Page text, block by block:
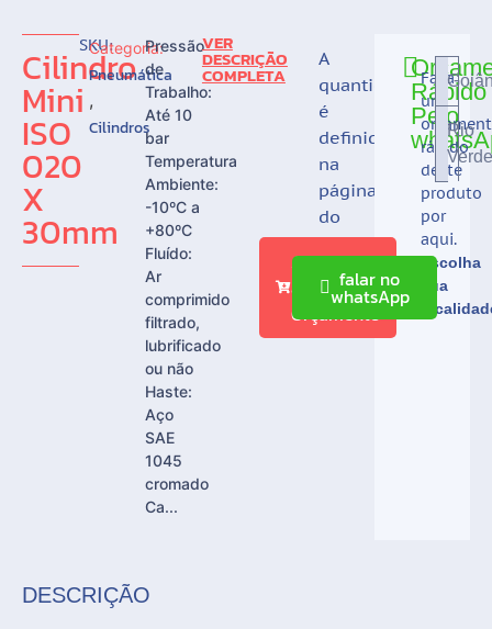
Cilindro
Mini
ISO
020
X
30mm
SKU:
Categoria:
Pneumática
,
Cilindros
Pressão
de
Trabalho:
Até 10
bar
Temperatura
Ambiente:
-10ºC a
+80ºC
Fluído:
Ar
comprimido
filtrado,
lubrificado
ou não
Haste:
Aço
SAE
1045
cromado
Ca...
VER
DESCRIÇÃO
COMPLETA
Adicionar
ao
Orçamento
falar no
whatsApp
A
quantidade
é
definida
na
página
do
CARRINHO
Rápido
Pelo
Faça
um
rápido
deste
produto
por
aqui.
Escolha
sua
Rio
Verde
DESCRIÇÃO